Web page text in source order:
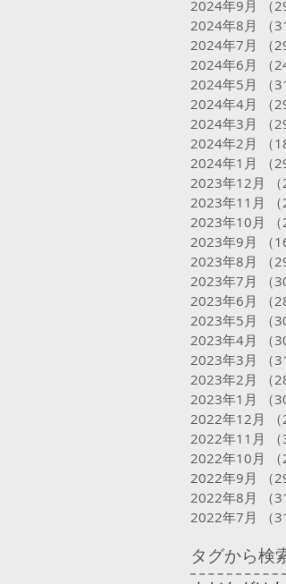
2024年9月
（
2024年8月
（
2024年7月
（
2024年6月
（
2024年5月
（
2024年4月
（
2024年3月
（
2024年2月
（
2024年1月
（
2023年12月
2023年11月
2023年10月
2023年9月
（
2023年8月
（
2023年7月
（
2023年6月
（
2023年5月
（
2023年4月
（
2023年3月
（
2023年2月
（
2023年1月
（
2022年12月
2022年11月
2022年10月
2022年9月
（
2022年8月
（
2022年7月
（
タグから検